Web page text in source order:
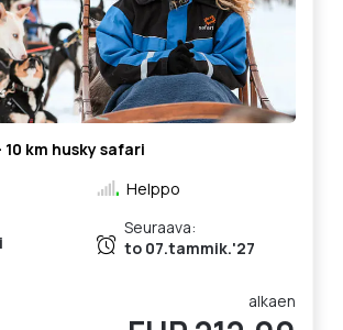
km husky safari
Helppo
Seuraava:
to 07.tammik.'27
alkaen